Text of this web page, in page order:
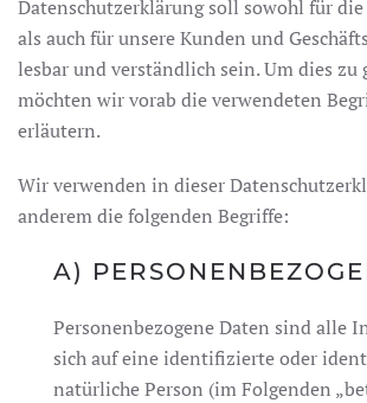
Datenschutzerklärung soll sowohl für
als auch für unsere Kunden und
lesbar und verständlich sein. Um dies zu
möchten wir vorab die verwendeten
erläutern.
Wir verwenden in dieser
anderem die folgenden Begriffe:
A)
Personenbezogene Daten sind alle
sich auf eine identifizierte oder
natürliche Person (im Folgenden